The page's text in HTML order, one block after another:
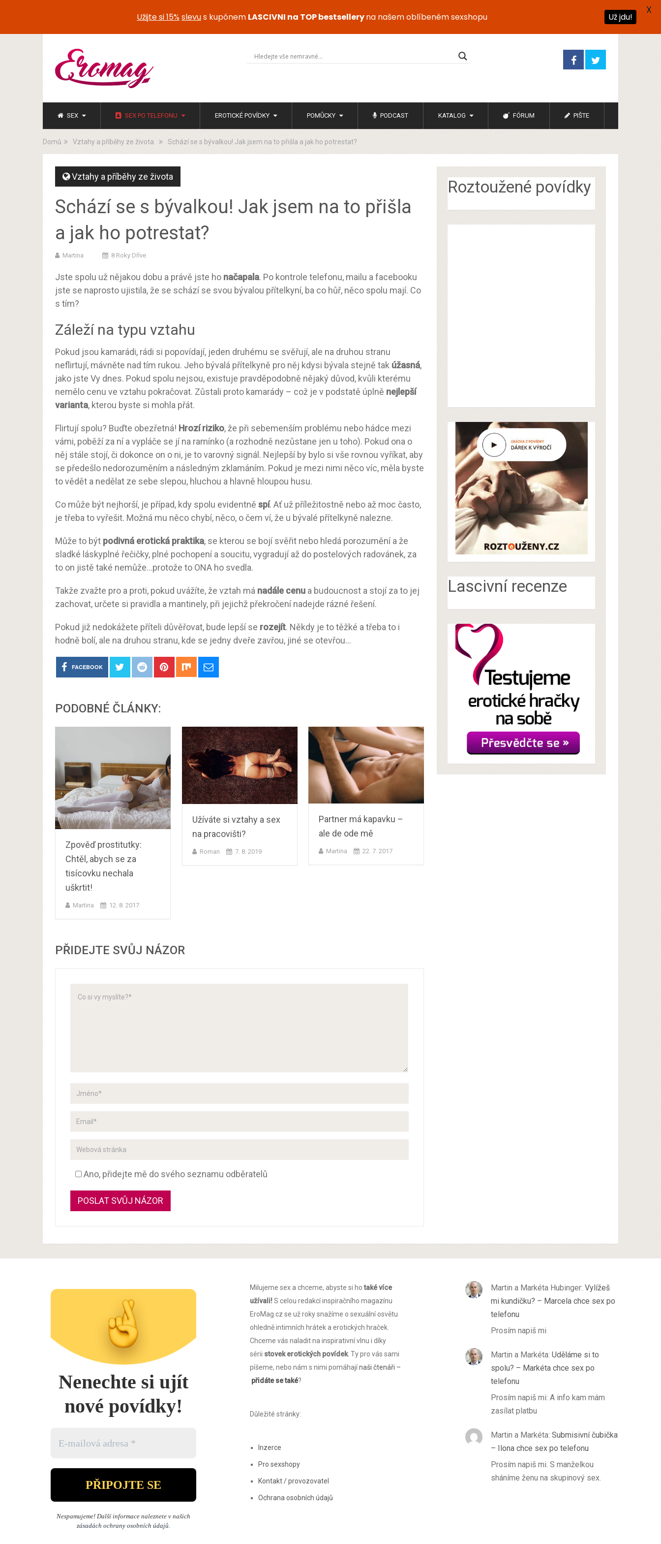
SEX SEX PO TELEFONU EROTICKÉ POVÍDKY POMŮCKY PODCAST KATALOG FÓRUM PIŠTE
Domů Vztahy a příběhy ze života Schází se s bývalkou! Jak jsem na to přišla a jak ho potrestat?
Vztahy a příběhy ze života
Schází se s bývalkou! Jak jsem na to přišla
a jak ho potrestat?
Martina 8 Roky Dříve
Jste spolu už nějakou dobu a právě jste ho načapala. Po kontrole telefonu, mailu a facebooku
jste se naprosto ujistila, že se schází se svou bývalou přítelkyní, ba co hůř, něco spolu mají. Co
s tím?
Záleží na typu vztahu
Pokud jsou kamarádi, rádi si popovídají, jeden druhému se svěřují, ale na druhou stranu
neflirtují, mávněte nad tím rukou. Jeho bývalá přítelkyně pro něj kdysi bývala stejně tak úžasná,
jako jste Vy dnes. Pokud spolu nejsou, existuje pravděpodobně nějaký důvod, kvůli kterému
nemělo cenu ve vztahu pokračovat. Zůstali proto kamarády – což je v podstatě úplně nejlepší
varianta, kterou byste si mohla přát.
Flirtují spolu? Buďte obezřetná! Hrozí riziko, že při sebemenším problému nebo hádce mezi
vámi, poběží za ní a vypláče se jí na ramínko (a rozhodně nezůstane jen u toho). Pokud ona o
něj stále stojí, či dokonce on o ni, je to varovný signál. Nejlepší by bylo si vše rovnou vyříkat, aby
se předešlo nedorozuměním a následným zklamáním. Pokud je mezi nimi něco víc, měla byste
to vědět a nedělat ze sebe slepou, hluchou a hlavně hloupou husu.
Co může být nejhorší, je případ, kdy spolu evidentně spí. Ať už příležitostně nebo až moc často,
je třeba to vyřešit. Možná mu něco chybí, něco, o čem ví, že u bývalé přítelkyně nalezne.
Může to být podivná erotická praktika, se kterou se bojí svěřit nebo hledá porozumění a že
sladké láskyplné řečičky, plné pochopení a soucitu, vygradují až do postelových radovánek, za
to on jistě také nemůže…protože to ONA ho svedla.
Takže zvažte pro a proti, pokud uvážíte, že vztah má nadále cenu a budoucnost a stojí za to jej
zachovat, určete si pravidla a mantinely, při jejichž překročení nadejde rázné řešení.
Pokud již nedokážete příteli důvěřovat, bude lepší se rozejít. Někdy je to těžké a třeba to i
hodně bolí, ale na druhou stranu, kde se jedny dveře zavřou, jiné se otevřou…
FACEBOOK
PODOBNÉ ČLÁNKY:
Zpověď prostitutky:
Chtěl, abych se za
tisícovku nechala
uškrtit!
Martina 12. 8. 2017
Užíváte si vztahy a sex
na pracovišti?
Roman 7. 8. 2019
Partner má kapavku –
ale de ode mě
Martina 22. 7. 2017
PŘIDEJTE SVŮJ NÁZOR
Ano, přidejte mě do svého seznamu odběratelů
Roztoužené povídky
Lascivní recenze
Nenechte si ujít
nové povídky!
Nespamujeme! Další informace naleznete v našich
zásadách ochrany osobních údajů.
Milujeme sex a chceme, abyste si hotaké více
užívali!S celou redakcí inspiračního magazínu
EroMag.cz se už roky snažíme o sexuální osvětu
ohledně intimních hrátek a erotických hraček.
Chceme vás naladit na inspirativní vlnu i díky
sérii stovek erotických povídek. Ty pro vás sami
píšeme, nebo nám s nimi pomáhajínaši čtenáři –
přidáte se také?
Důležité stránky:
Inzerce
Pro sexshopy
Kontakt / provozovatel
Ochrana osobních údajů
Martin a Markéta Hubinger:Vylížeš
mi kundičku? – Marcela chce sex po
telefonu
Prosím napiš mi
Martin a Markéta:Uděláme si to
spolu? – Markéta chce sex po
telefonu
Prosím napiš mi: A info kam mám
zasílat platbu
Martin a Markéta:Submisivní čubička
– Ilona chce sex po telefonu
Prosím napiš mi. S manželkou
sháníme ženu na skupinový sex.
Užijte si 15%slevus kupónem LASCIVNI na TOP bestselleryna našem oblíbeném sexshopu Už jdu!
X